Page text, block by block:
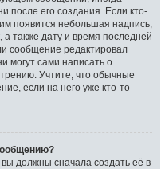
после его создания. Если кто-
появится небольшая надпись,
а также дату и время последней
сообщение редактировал
могут сами написать о
Учтите, что обычные
если на него уже кто-то
должны сначала создать её в